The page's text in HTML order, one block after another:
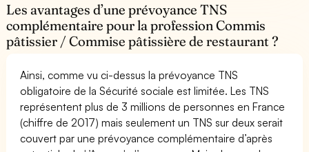
Les avantages d’une prévoyance TNS
complémentaire pour la profession Commis
pâtissier / Commise pâtissière de restaurant ?
Ainsi, comme vu ci-dessus la prévoyance TNS
obligatoire de la Sécurité sociale est limitée. Les TNS
représentent plus de 3 millions de personnes en France
(chiffre de 2017) mais seulement un TNS sur deux serait
couvert par une prévoyance complémentaire d’après